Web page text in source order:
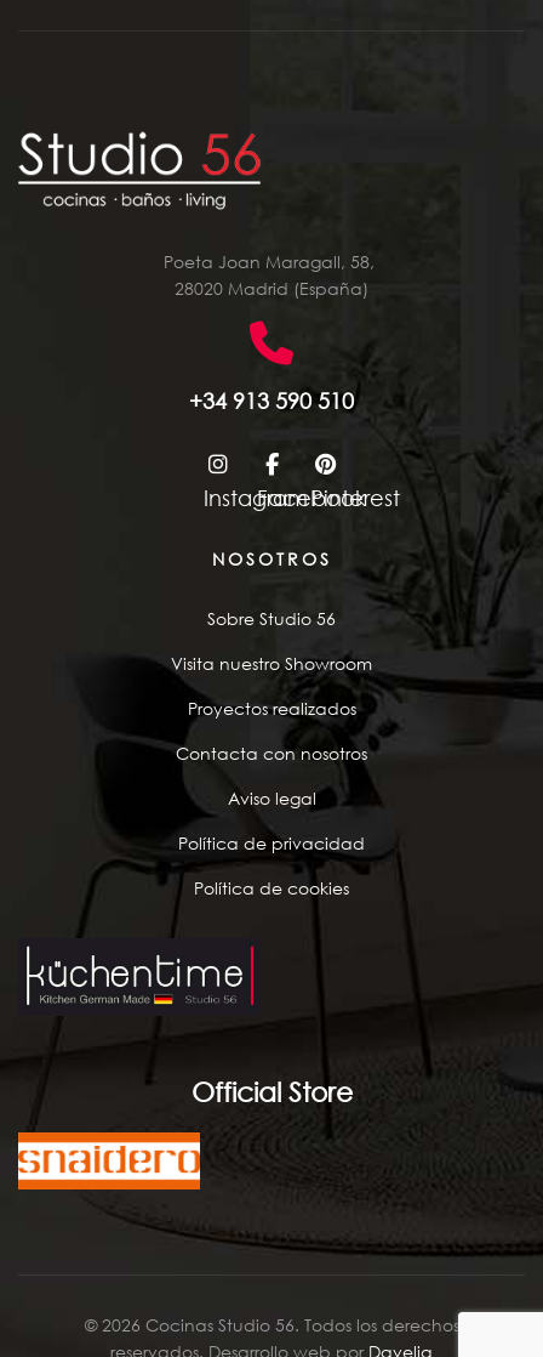
Poeta Joan Maragall, 58,
28020 Madrid (España)
+34 913 590 510
InstagramFacebook
Pinterest
NOSOTROS
Sobre Studio 56
Visita nuestro Showroom
Proyectos realizados
Contacta con nosotros
Aviso legal
Política de privacidad
Política de cookies
Official Store
© 2026 Cocinas Studio 56. Todos los derechos
reservados. Desarrollo web por Davelia